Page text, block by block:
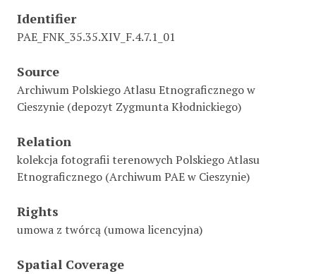
Identifier
PAE_FNK_35.35.XIV_F.4.7.1_01
Source
Archiwum Polskiego Atlasu Etnograficznego w
Cieszynie (depozyt Zygmunta Kłodnickiego)
Relation
kolekcja fotografii terenowych Polskiego Atlasu
Etnograficznego (Archiwum PAE w Cieszynie)
Rights
umowa z twórcą (umowa licencyjna)
Spatial Coverage